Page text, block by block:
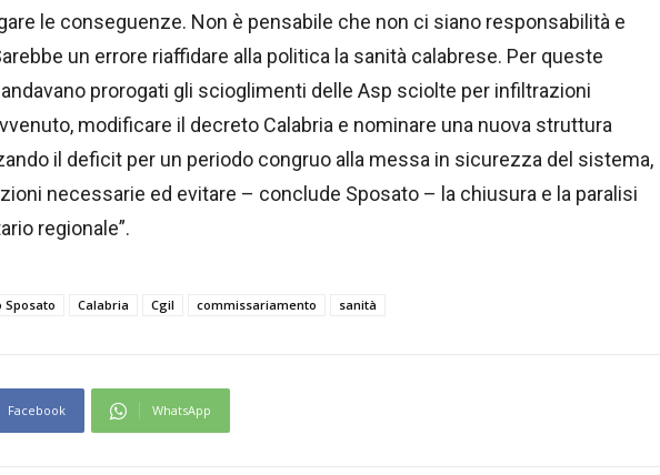
le conseguenze. Non è pensabile che non ci siano responsabilità e
un errore riaffidare alla politica la sanità calabrese. Per queste
prorogati gli scioglimenti delle Asp sciolte per infiltrazioni
modificare il decreto Calabria e nominare una nuova struttura
il deficit per un periodo congruo alla messa in sicurezza del sistema,
necessarie ed evitare – conclude Sposato – la chiusura e la paralisi
regionale”.
Sposato Calabria Cgil commissariamento sanità
Facebook WhatsApp